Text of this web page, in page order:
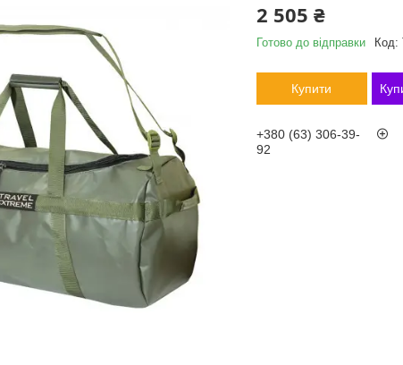
2 505 ₴
Готово до відправки Код:
Купити
+380 (63) 306-39-
92